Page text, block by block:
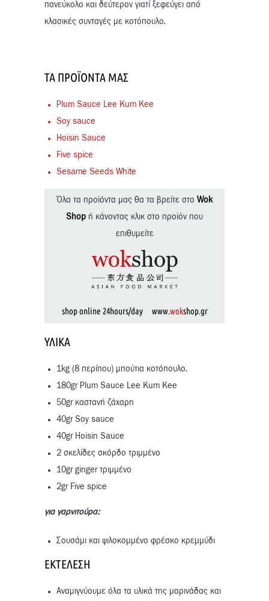
πανεύκολο και δεύτερον γιατί ξεφεύγει από
κλασικές συνταγές με κοτόπουλο.
ΤΑ ΠΡΟΪΌΝΤΑ ΜΑΣ
Plum Sauce Lee Kum Kee
Soy sauce
Hoisin Sauce
Five spice
Sesame Seeds White
Όλα τα προϊόντα μας θα τα βρείτε στο Wok
Shop ή κάνοντας κλικ στο προϊόν που
επιθυμείτε
shop online 24hours/day www.wokshop.gr
ΥΛΙΚΆ
1kg (8 περίπου) μπούτια κοτόπουλο.
180gr Plum Sauce Lee Kum Kee
50gr καστανή ζάχαρη
40gr Soy sauce
40gr Hoisin Sauce
2 σκελίδες σκόρδο τριμμένο
10gr ginger τριμμένο
2gr Five spice
για γαρνιτούρα:
Σουσάμι και ψιλοκομμένο φρέσκο κρεμμύδι
ΕΚΤΈΛΕΣΗ
Αναμιγνύουμε όλα τα υλικά της μαρινάδας και